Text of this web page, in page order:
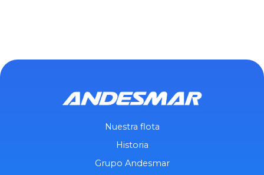
Nuestra flota
Historia
Grupo Andesmar